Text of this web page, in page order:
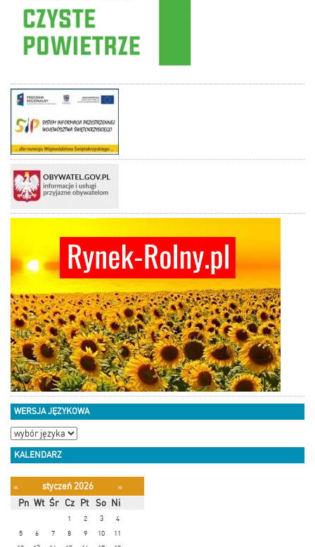
WERSJA JĘZYKOWA
KALENDARZ
« styczeń 2026
»
Pn Wt Śr Cz Pt So Ni
1 2 3
4
5
6 7 8 9 10
11